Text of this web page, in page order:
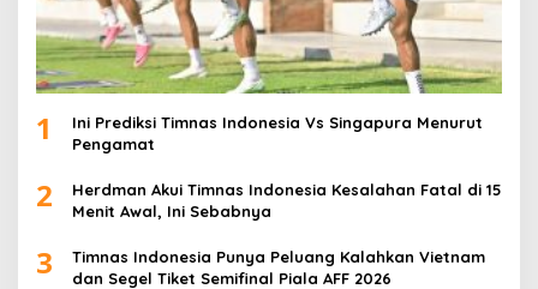
1
Ini Prediksi Timnas Indonesia Vs Singapura Menurut
Pengamat
2
Herdman Akui Timnas Indonesia Kesalahan Fatal di 15
Menit Awal, Ini Sebabnya
3
Timnas Indonesia Punya Peluang Kalahkan Vietnam
dan Segel Tiket Semifinal Piala AFF 2026